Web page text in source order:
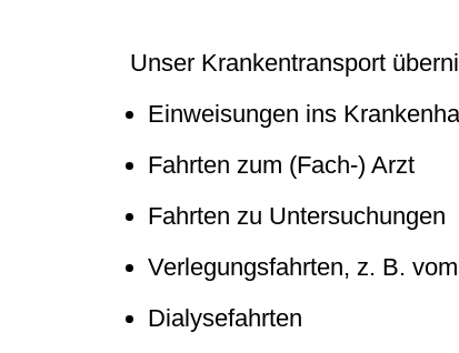
Unser Krankentransport
Einweisungen ins
Fahrten zum (Fach-) Arzt
Fahrten zu Untersuchungen
Verlegungsfahrten, z. B.
Dialysefahrten